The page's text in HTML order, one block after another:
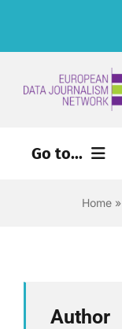
Go to...
Home»
Author